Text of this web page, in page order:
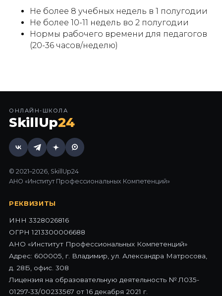
Не более 8 учебных недель в 1 полугодии
Не более 10-11 недель во 2 полугодии
Нормы рабочего времени для педагогов
(20-36 часов/неделю)
ОНЛАЙН-ШКОЛА
SkillUp24
© 2021–2026, SkillUp24
АНО «Институт Профессиональных Компетенций»
РЕКВИЗИТЫ
ИНН 3328026816
ОГРН 1213300006688
АНО «Институт Профессиональных Компетенций»
Адрес: 600005, г. Владимир, ул. Александра Матросова,
д. 28Б, офис. 308
Лицензия на образовательную деятельность № Л035-
01297-33/00233567 от 16 декабря 2021 г.